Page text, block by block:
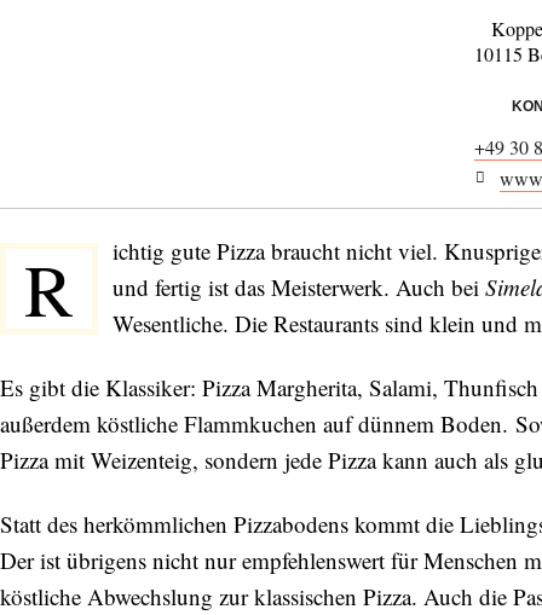
10115
+49 30
R
ichtig gute Pizza braucht nicht viel.
und fertig ist das Meisterwerk. Auch bei
Wesentliche. Die Restaurants sind klein und
Es gibt die Klassiker: Pizza Margherita, Salami,
außerdem köstliche Flammkuchen auf dünnem Boden.
Pizza mit Weizenteig, sondern jede Pizza kann auch als
Statt des herkömmlichen Pizzabodens kommt die
Der ist übrigens nicht nur empfehlenswert für Menschen
köstliche Abwechslung zur klassischen Pizza. Auch die